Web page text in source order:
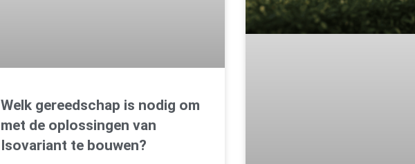
Welk gereedschap is nodig om
met de oplossingen van
Isovariant te bouwen?